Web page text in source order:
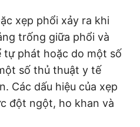
xẹp phổi xảy ra khi
trống giữa phổi và
phát hoặc do một số
số thủ thuật y tế
Các dấu hiệu của xẹp
đột ngột, ho khan và